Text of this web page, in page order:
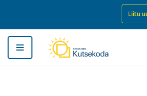
Skip
to
content
Liitu